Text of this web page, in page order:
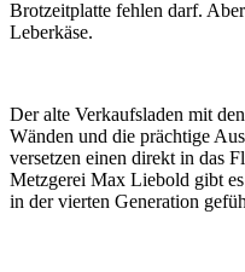
Brotzeitplatte fehlen darf.
Leberkäse.
Der alte Verkaufsladen mit
Wänden und die prächtige
versetzen einen direkt in das
Metzgerei Max Liebold gibt
in der vierten Generation